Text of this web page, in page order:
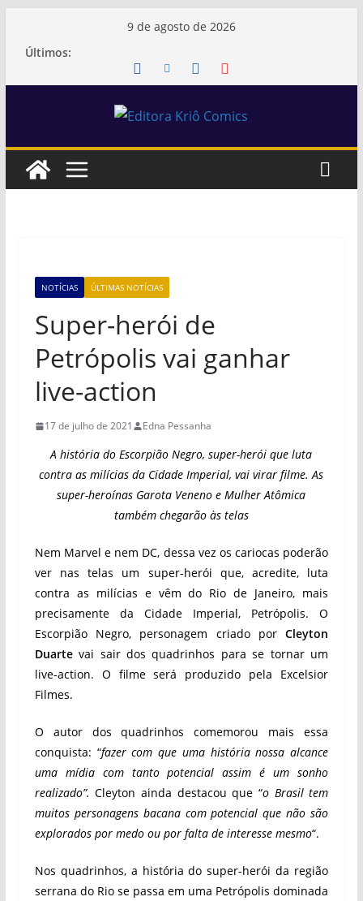
conteúdo
9 de agosto de 2026
Últimos:
NOTÍCIAS ÚLTIMAS NOTÍCIAS
Super-herói de
Petrópolis vai ganhar
live-action
17 de julho de 2021 Edna Pessanha
A história do Escorpião Negro, super-herói que luta
contra as milícias da Cidade Imperial, vai virar filme. As
super-heroínas Garota Veneno e Mulher Atômica
também chegarão às telas
Nem Marvel e nem DC, dessa vez os cariocas poderão
ver nas telas um super-herói que, acredite, luta
contra as milícias e vêm do Rio de Janeiro, mais
precisamente da Cidade Imperial, Petrópolis. O
Escorpião Negro, personagem criado porCleyton
Duartevai sair dos quadrinhos para se tornar um
live-action. O filme será produzido pela Excelsior
Filmes.
O autor dos quadrinhos comemorou mais essa
conquista: “fazer com que uma história nossa alcance
uma mídia com tanto potencial assim é um sonho
realizado”.Cleyton ainda destacou que “o Brasil tem
muitos personagens bacana com potencial que não são
explorados por medo ou por falta de interesse mesmo“.
Nos quadrinhos, a história do super-herói da região
serrana do Rio se passa em uma Petrópolis dominada